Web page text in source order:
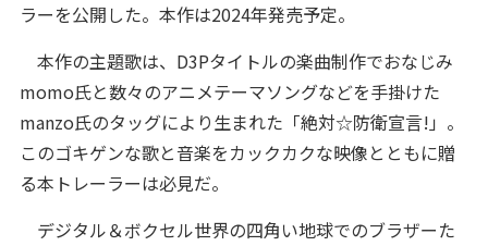
ラーを公開した。本作は2024年発売予定。
本作の主題歌は、D3Pタイトルの楽曲制作でおなじみ
momo氏と数々のアニメテーマソングなどを手掛けた
manzo氏のタッグにより生まれた「絶対☆防衛宣言!」。
このゴキゲンな歌と音楽をカックカクな映像とともに贈
る本トレーラーは必見だ。
デジタル＆ボクセル世界の四角い地球でのブラザーた